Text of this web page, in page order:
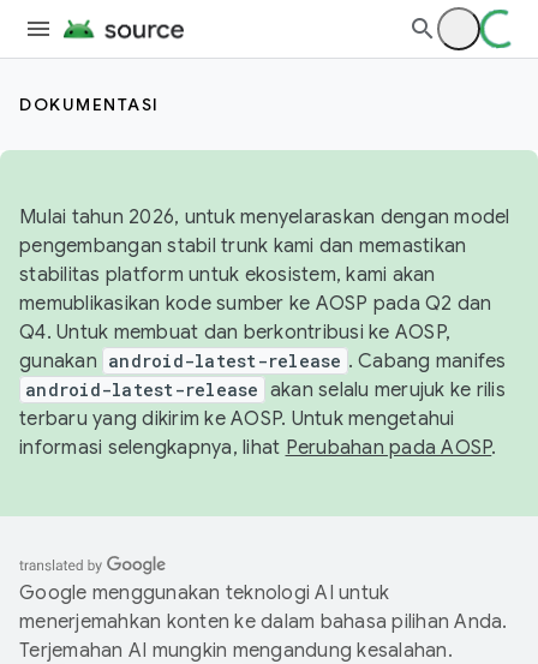
DOKUMENTASI
Mulai tahun 2026, untuk menyelaraskan dengan model
pengembangan stabil trunk kami dan memastikan
stabilitas platform untuk ekosistem, kami akan
memublikasikan kode sumber ke AOSP pada Q2 dan
Q4. Untuk membuat dan berkontribusi ke AOSP,
gunakan android-latest-release . Cabang manifes
android-latest-release akan selalu merujuk ke rilis
terbaru yang dikirim ke AOSP. Untuk mengetahui
informasi selengkapnya, lihat Perubahan pada AOSP.
Google menggunakan teknologi AI untuk
menerjemahkan konten ke dalam bahasa pilihan Anda.
Terjemahan AI mungkin mengandung kesalahan.